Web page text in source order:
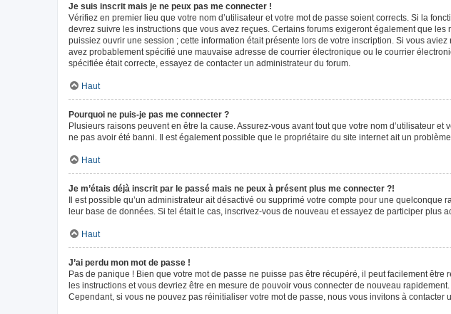
Je suis inscrit mais je ne peux pas me connecter !
Vérifiez en premier lieu que votre nom d’utilisateur et votre mot de passe soient corrects. Si la
devrez suivre les instructions que vous avez reçues. Certains forums exigeront également que
puissiez ouvrir une session ; cette information était présente lors de votre inscription. Si vous
avez probablement spécifié une mauvaise adresse de courrier électronique ou le courrier
spécifiée était correcte, essayez de contacter un administrateur du forum.
Haut
Pourquoi ne puis-je pas me connecter ?
Plusieurs raisons peuvent en être la cause. Assurez-vous avant tout que votre nom d’utilisateur
ne pas avoir été banni. Il est également possible que le propriétaire du site internet ait un
Haut
Je m’étais déjà inscrit par le passé mais ne peux à présent plus me connecter ?!
Il est possible qu’un administrateur ait désactivé ou supprimé votre compte pour une
leur base de données. Si tel était le cas, inscrivez-vous de nouveau et essayez de participer plus
Haut
J’ai perdu mon mot de passe !
Pas de panique ! Bien que votre mot de passe ne puisse pas être récupéré, il peut facilement
les instructions et vous devriez être en mesure de pouvoir vous connecter de nouveau rapidement.
Cependant, si vous ne pouvez pas réinitialiser votre mot de passe, nous vous invitons à contacter